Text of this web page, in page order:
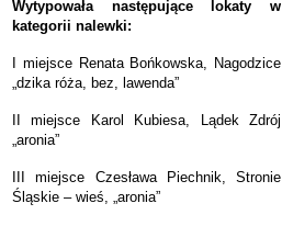
Wytypowała następujące lokaty w
kategorii nalewki:
I miejsce Renata Bońkowska, Nagodzice
„dzika róża, bez, lawenda”
II miejsce Karol Kubiesa, Lądek Zdrój
„aronia”
III miejsce Czesława Piechnik, Stronie
Śląskie – wieś, „aronia”